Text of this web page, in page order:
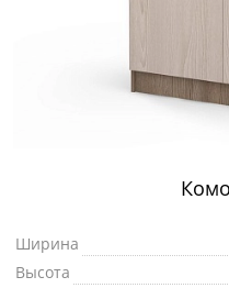
Ширина
Высота